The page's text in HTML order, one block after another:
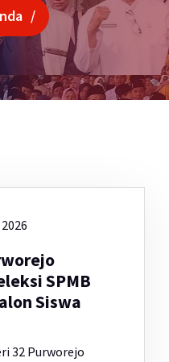
/
SPMB
Siswa
32 Purworejo